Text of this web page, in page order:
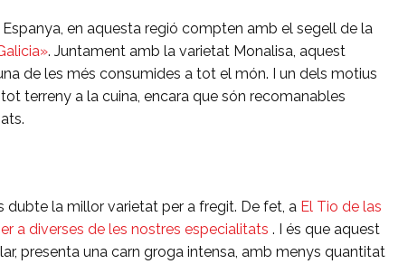
en aquesta regió compten amb el segell de la
. Juntament amb la varietat Monalisa, aquest
de les més consumides a tot el món. I un dels motius
terreny a la cuina, encara que són recomanables
dubte la millor varietat per a fregit. De fet, a El Tio de las
a diverses de les nostres especialitats . I és que aquest
presenta una carn groga intensa, amb menys quantitat